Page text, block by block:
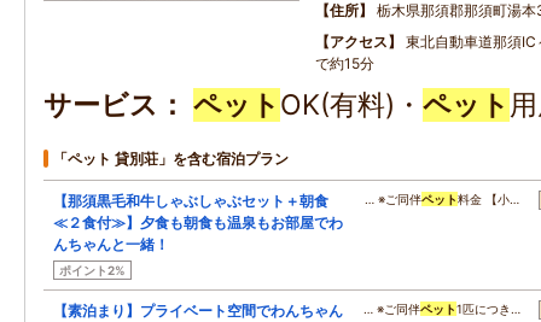
住所
栃木県那須郡那須町湯
アクセス
東北自動車道那須
で約15分
サービス ペット OK(有料)・ ペット
「ペット 貸別荘」を含む宿泊プラン
【那須黒毛和牛しゃぶしゃぶセット＋朝食
≪２食付≫】夕食も朝食も温泉もお部屋でわ
んちゃんと一緒！
ポイント2%
… ※ご同伴ペット料金 【小…
【素泊まり】プライベート空間でわんちゃん
… ※ご同伴ペット1匹につき…